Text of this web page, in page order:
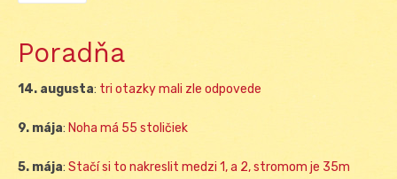
Poradňa
14. augusta: tri otazky mali zle odpovede
9. mája: Noha má 55 stoličiek
5. mája: Stačí si to nakreslit medzi 1, a 2, stromom je 35m